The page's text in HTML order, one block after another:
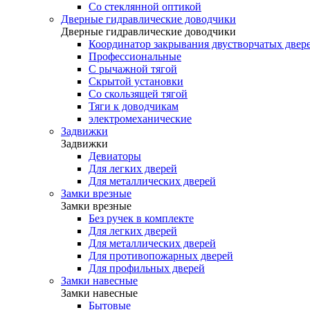
Со стеклянной оптикой
Дверные гидравлические доводчики
Дверные гидравлические доводчики
Координатор закрывания двустворчатых
Профессиональные
С рычажной тягой
Скрытой установки
Со скользящей тягой
Тяги к доводчикам
электромеханические
Задвижки
Задвижки
Девиаторы
Для легких дверей
Для металлических дверей
Замки врезные
Замки врезные
Без ручек в комплекте
Для легких дверей
Для металлических дверей
Для противопожарных дверей
Для профильных дверей
Замки навесные
Замки навесные
Бытовые